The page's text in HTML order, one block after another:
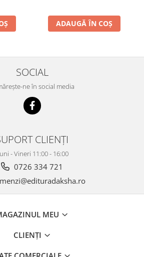
ADAUGĂ ÎN COȘ
SOCIAL
ne în social media
CLIENȚI
- Vineri 11:00 - 16:00
0726 334 721
MEU
CLIENȚI